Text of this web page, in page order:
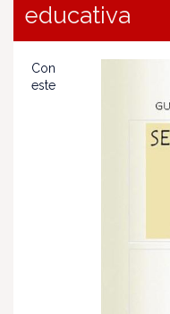
educativa
Con
este